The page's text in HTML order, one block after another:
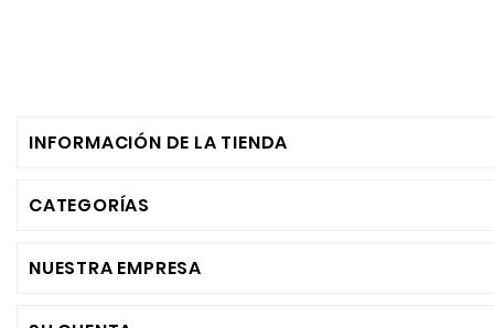
INFORMACIÓN DE LA TIENDA
CATEGORÍAS
NUESTRA EMPRESA